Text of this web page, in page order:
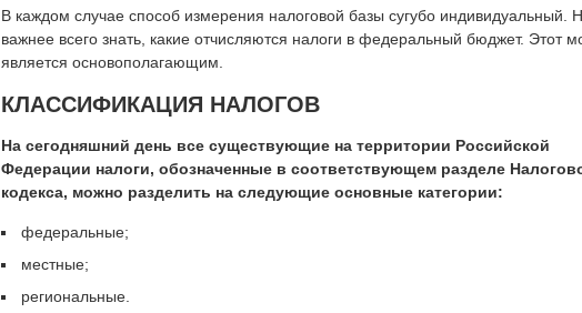
В каждом случае способ измерения налоговой базы сугубо индивидуальный.
важнее всего знать, какие отчисляются налоги в федеральный бюджет. Этот
является основополагающим.
КЛАССИФИКАЦИЯ НАЛОГОВ
На сегодняшний день все существующие на территории Российской
Федерации налоги, обозначенные в соответствующем разделе
кодекса, можно разделить на следующие основные категории:
федеральные;
местные;
региональные.